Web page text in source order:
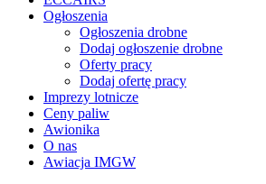
Ogłoszenia
Ogłoszenia drobne
Dodaj ogłoszenie drobne
Oferty pracy
Dodaj ofertę pracy
Imprezy lotnicze
Ceny paliw
Awionika
O nas
Awiacja IMGW